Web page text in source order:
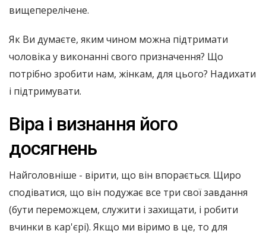
вищеперелічене.
Як Ви думаєте, яким чином можна підтримати
чоловіка у виконанні свого призначення? Що
потрібно зробити нам, жінкам, для цього? Надихати
і підтримувати.
Віра і визнання його
досягнень
Найголовніше - вірити, що він впорається. Щиро
сподіватися, що він подужає все три свої завдання
(бути переможцем, служити і захищати, і робити
вчинки в кар'єрі). Якщо ми віримо в це, то для